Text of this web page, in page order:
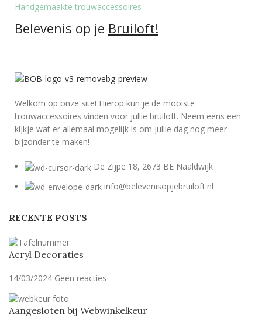
Handgemaakte trouwaccessoires
Belevenis op je Bruiloft!
Welkom op onze site! Hierop kun je de mooiste
trouwaccessoires vinden voor jullie bruiloft. Neem eens een
kijkje wat er allemaal mogelijk is om jullie dag nog meer
bijzonder te maken!
De Zijpe 18, 2673 BE Naaldwijk
info@belevenisopjebruiloft.nl
RECENTE POSTS
Acryl Decoraties
14/03/2024 Geen reacties
Aangesloten bij Webwinkelkeur